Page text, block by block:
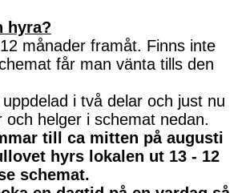
hyra?
månader framåt. Finns inte
får man vänta tills den
i två delar och just nu
och helger i schemat nedan.
till ca mitten på augusti
hyrs lokalen ut 13 - 12
schemat.